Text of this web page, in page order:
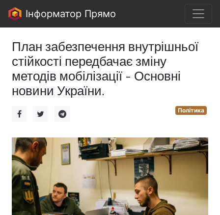
Інформатор Прямо
План забезпечення внутрішньої
стійкості передбачає зміну
методів мобілізації - Основні
новини України.
Політика